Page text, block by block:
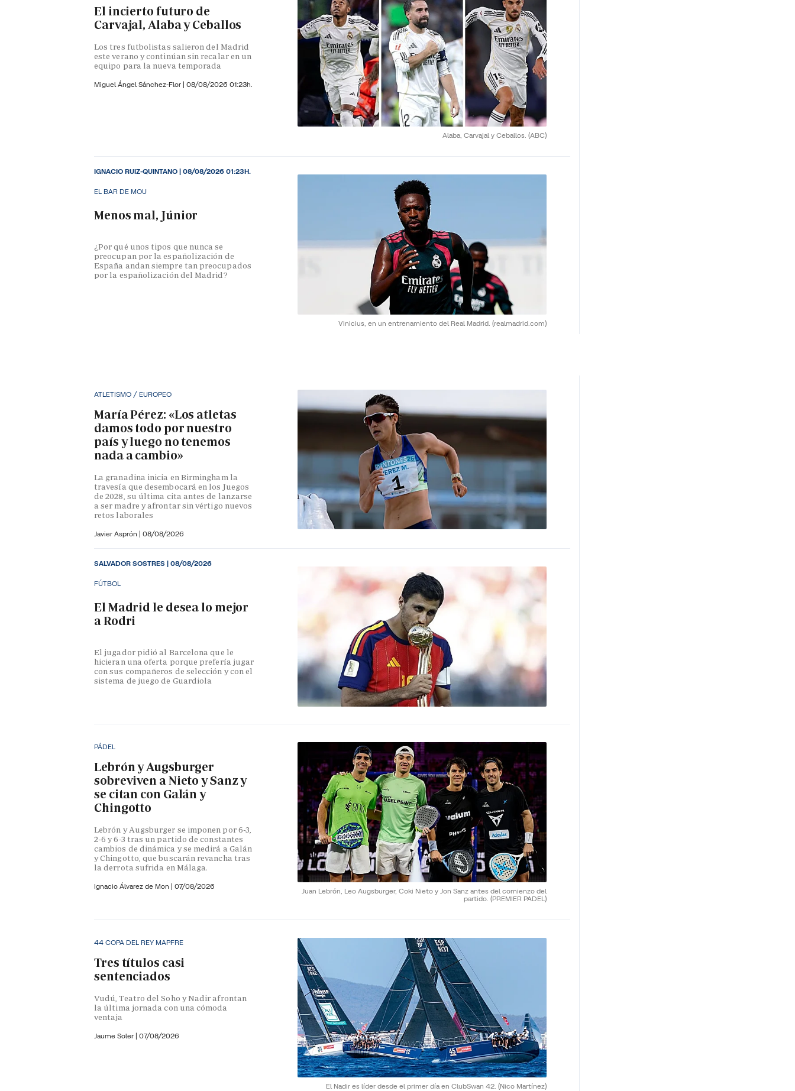
Alaba, Carvajal y Ceballos. (ABC)
El incierto futuro de
Carvajal, Alaba y Ceballos
Los tres futbolistas salieron del Madrid
este verano y continúan sin recalar en un
equipo para la nueva temporada
Miguel Ángel Sánchez-Flor | 08/08/2026 01:23h.
Vinicius, en un entrenamiento del Real Madrid. (realmadrid.com)
EL BAR DE MOU
Menos mal, Júnior
¿Por qué unos tipos que nunca se
preocupan por la españolización de
España andan siempre tan preocupados
por la españolización del Madrid?
IGNACIO RUIZ-QUINTANO|08/08/2026 01:23H.
ATLETISMO / EUROPEO
María Pérez: «Los atletas
damos todo por nuestro
país y luego no tenemos
nada a cambio»
La granadina inicia en Birmingham la
travesía que desembocará en los Juegos
de 2028, su última cita antes de lanzarse
a ser madre y afrontar sin vértigo nuevos
retos laborales
Javier Asprón | 08/08/2026
FÚTBOL
El Madrid le desea lo mejor
a Rodri
El jugador pidió al Barcelona que le
hicieran una oferta porque prefería jugar
con sus compañeros de selección y con el
sistema de juego de Guardiola
SALVADOR SOSTRES |08/08/2026
Juan Lebrón, Leo Augsburger, Coki Nieto y Jon Sanz antes del comienzo del
partido. (PREMIER PADEL)
PÁDEL
Lebrón y Augsburger
sobreviven a Nieto y Sanz y
se citan con Galán y
Chingotto
Lebrón y Augsburger se imponen por 6-3,
2-6 y 6-3 tras un partido de constantes
cambios de dinámica y se medirá a Galán
y Chingotto, que buscarán revancha tras
la derrota sufrida en Málaga.
Ignacio Álvarez de Mon | 07/08/2026
El Nadir es líder desde el primer día en ClubSwan 42. (Nico Martínez)
44 COPA DEL REY MAPFRE
Tres títulos casi
sentenciados
Vudú, Teatro del Soho y Nadir afrontan
la última jornada con una cómoda
ventaja
Jaume Soler | 07/08/2026